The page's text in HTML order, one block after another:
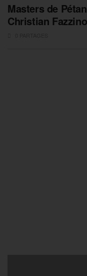
Masters de
Christian Fazzino